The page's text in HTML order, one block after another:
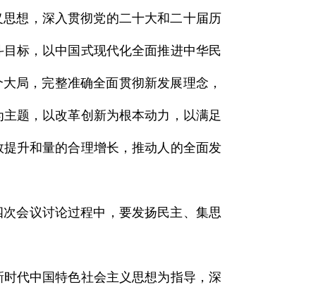
想，深入贯彻党的二十大和二十届历
标，以中国式现代化全面推进中华民
局，完整准确全面贯彻新发展理念，
题，以改革创新为根本动力，以满足
升和量的合理增长，推动人的全面发
会议讨论过程中，要发扬民主、集思
代中国特色社会主义思想为指导，深